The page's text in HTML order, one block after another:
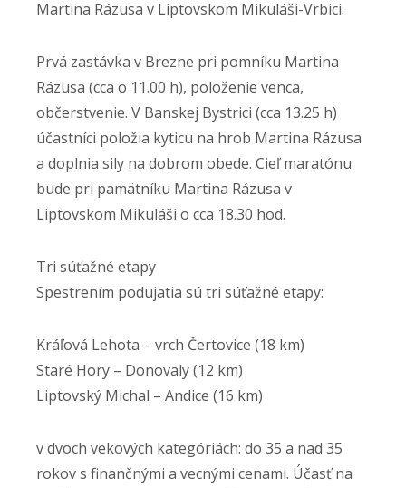
Martina Rázusa v Liptovskom Mikuláši-Vrbici.
Prvá zastávka v Brezne pri pomníku Martina
Rázusa (cca o 11.00 h), položenie venca,
občerstvenie. V Banskej Bystrici (cca 13.25 h)
účastníci položia kyticu na hrob Martina Rázusa
a doplnia sily na dobrom obede. Cieľ maratónu
bude pri pamätníku Martina Rázusa v
Liptovskom Mikuláši o cca 18.30 hod.
Tri súťažné etapy
Spestrením podujatia sú tri súťažné etapy:
Kráľová Lehota – vrch Čertovice (18 km)
Staré Hory – Donovaly (12 km)
Liptovský Michal – Andice (16 km)
v dvoch vekových kategóriách: do 35 a nad 35
rokov s finančnými a vecnými cenami. Účasť na